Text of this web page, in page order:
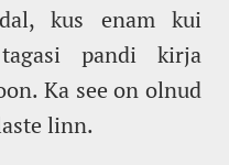
kus enam kui
pandi kirja
Ka see on olnud
linn.